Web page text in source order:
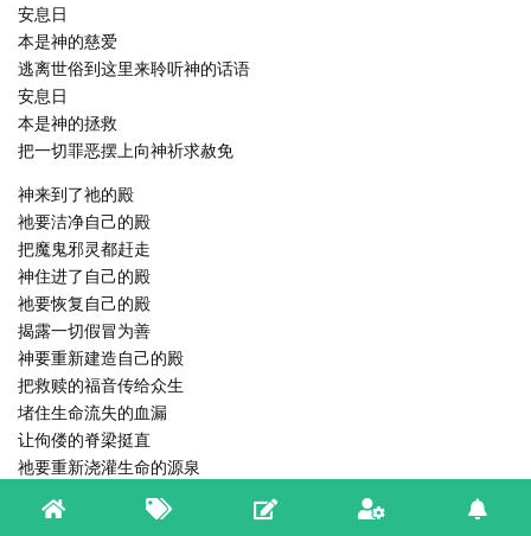
安息日
本是神的慈爱
逃离世俗到这里来聆听神的话语
安息日
本是神的拯救
把一切罪恶摆上向神祈求赦免
神来到了祂的殿
祂要洁净自己的殿
把魔鬼邪灵都赶走
神住进了自己的殿
祂要恢复自己的殿
揭露一切假冒为善
神要重新建造自己的殿
把救赎的福音传给众生
堵住生命流失的血漏
让佝偻的脊梁挺直
祂要重新浇灌生命的源泉
让枯萎的手重新复原